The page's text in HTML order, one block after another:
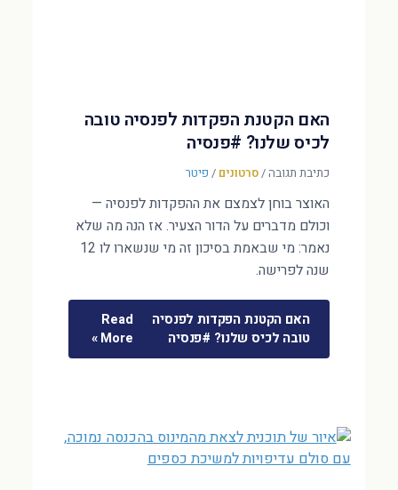
האם הקטנת הפקדות לפנסיה טובה
לכיס שלנו? #פנסיה
כתיבת תגובה/סרטונים / פיטר
האוצר בוחן לצמצם את ההפקדות לפנסיה —
וכולם מדברים על הדור הצעיר. אז הנה מה שלא
נאמר: מי שבאמת בסיכון זה מי שנשארו לו 12
שנה לפרישה.
האם הקטנת הפקדות לפנסיה
טובה לכיס שלנו? #פנסיה
Read
More »